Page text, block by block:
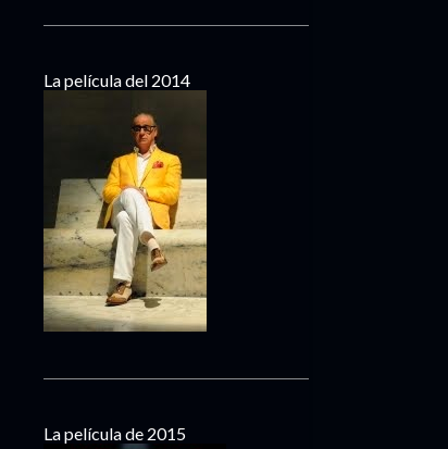
La película del 2014
La película de 2015